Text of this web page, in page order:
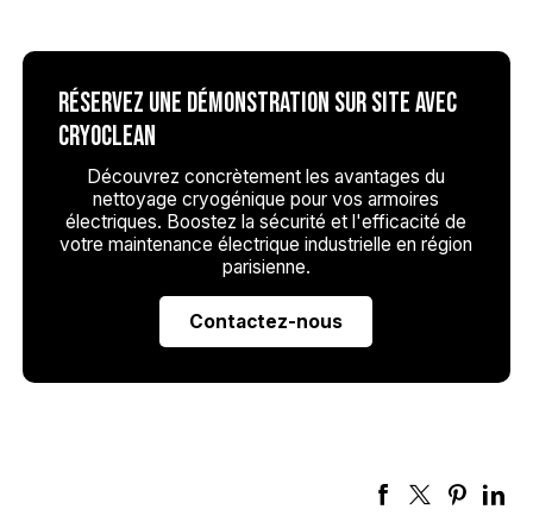
Réservez une démonstration sur site avec
Cryoclean
Découvrez concrètement les avantages du
nettoyage cryogénique pour vos armoires
électriques. Boostez la sécurité et l'efficacité de
votre maintenance électrique industrielle en région
parisienne.
Contactez-nous